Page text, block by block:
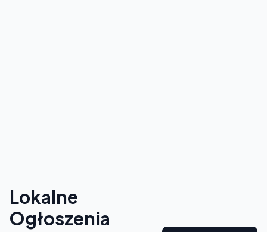
Lokalne
Ogłoszenia